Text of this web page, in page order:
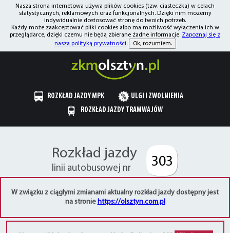
Nasza strona internetowa używa plików cookies (tzw. ciasteczka) w celach
statystycznych, reklamowych oraz funkcjonalnych. Dzięki nim możemy
indywidualnie dostosować stronę do twoich potrzeb.
Każdy może zaakceptować pliki cookies albo ma możliwość wyłączenia ich w
przeglądarce, dzięki czemu nie będą zbierane żadne informacje. Zapoznaj się z
naszą polityką prywatności. Ok, rozumiem.
ROZKŁAD JAZDY MPK
ULGI I ZWOLNIENIA
ROZKŁAD JAZDY TRAMWAJÓW
Rozkład jazdy
linii autobusowej nr 303
W związku z ciągłymi zmianami aktualny rozkład jazdy dostępny jest
na stronie https://olsztyn.com.pl